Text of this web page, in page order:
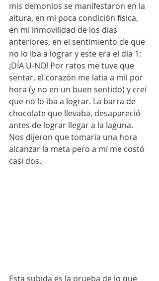
mis demonios se manifestaron en la
altura, en mi poca condición física,
en mi inmovilidad de los días
anteriores, en el sentimiento de que
no lo iba a lograr y este era el día 1:
¡DÍA U-NO! Por ratos me tuve que
sentar, el corazón me latía a mil por
hora (y no en un buen sentido) y creí
que no lo iba a lograr. La barra de
chocolate que llevaba, desapareció
antes de lograr llegar a la laguna.
Nos dijeron que tomaría una hora
alcanzar la meta pero a mí me costó
casi dos.
Esta subida es la prueba de lo que